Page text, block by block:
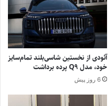
آئودی از نخستین شاسی‌بلند تمام‌سایز
خود، مدل Q9 پرده برداشت
6 روز پیش